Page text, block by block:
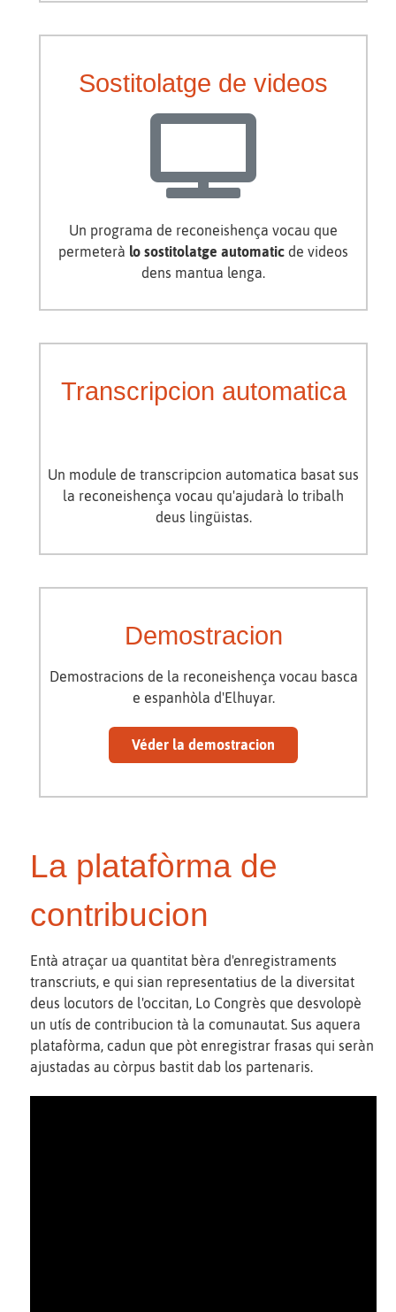
Sostitolatge de videos
Un programa de reconeishença vocau que
permeterà lo sostitolatge automatic de videos
dens mantua lenga.
Transcripcion automatica
Un module de transcripcion automatica basat sus
la reconeishença vocau qu'ajudarà lo tribalh
deus lingüistas.
Demostracion
Demostracions de la reconeishença vocau basca
e espanhòla d'Elhuyar.
Véder la demostracion
La platafòrma de
contribucion
Entà atraçar ua quantitat bèra d'enregistraments
transcriuts, e qui sian representatius de la diversitat
deus locutors de l'occitan, Lo Congrès que desvolopè
un utís de contribucion tà la comunautat. Sus aquera
platafòrma, cadun que pòt enregistrar frasas qui seràn
ajustadas au còrpus bastit dab los partenaris.